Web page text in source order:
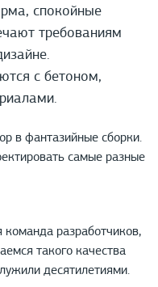
спокойные
требованиям
с бетоном,
в фантазийные сборки.
самые разные
команда разработчиков,
такого качества
десятилетиями.